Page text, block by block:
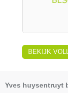
BEKIJK
Yves huysentruyt